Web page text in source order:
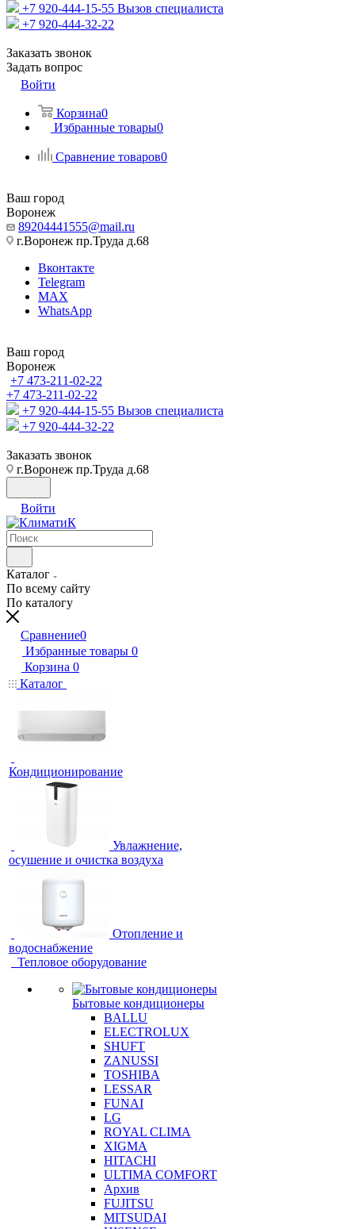
+7 920-444-15-55 Вызов специалиста
+7 920-444-32-22
Заказать звонок
Задать вопрос
Войти
Корзина0
Избранные товары0
Сравнение товаров0
Ваш город
Воронеж
89204441555@mail.ru
г.Воронеж пр.Труда д.68
Вконтакте
Telegram
MAX
WhatsApp
Ваш город
Воронеж
+7 473-211-02-22
+7 473-211-02-22
+7 920-444-15-55 Вызов специалиста
+7 920-444-32-22
Заказать звонок
г.Воронеж пр.Труда д.68
Войти
Каталог
По всему сайту
По каталогу
Сравнение0
Избранные товары 0
Корзина 0
Каталог
Кондиционирование
Увлажнение,
осушение и очистка воздуха
Отопление и
водоснабжение
Тепловое оборудование
Бытовые кондиционеры
BALLU
ELECTROLUX
SHUFT
ZANUSSI
TOSHIBA
LESSAR
FUNAI
LG
ROYAL CLIMA
XIGMA
HITACHI
ULTIMA COMFORT
Архив
FUJITSU
MITSUDAI